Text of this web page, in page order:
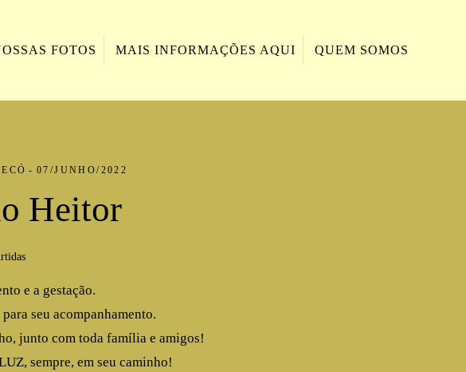
FOTOS MAIS INFORMAÇÕES AQUI QUEM SOMOS
07/JUNHO/2022
Heitor
e a gestação.
seu acompanhamento.
junto com toda família e amigos!
sempre, em seu caminho!